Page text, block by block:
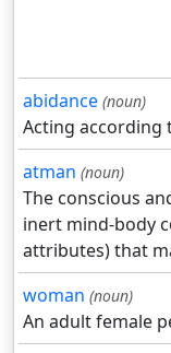
abidance (noun)
Acting according
atman (noun)
The conscious
inert mind-body
attributes) that
woman (noun)
An adult female